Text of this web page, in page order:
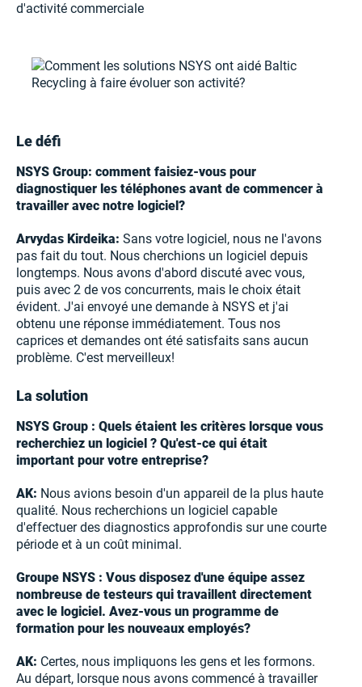
d'activité commerciale
Le défi
NSYS Group: comment faisiez-vous pour
diagnostiquer les téléphones avant de commencer à
travailler avec notre logiciel?
Arvydas Kirdeika: Sans votre logiciel, nous ne l'avons
pas fait du tout. Nous cherchions un logiciel depuis
longtemps. Nous avons d'abord discuté avec vous,
puis avec 2 de vos concurrents, mais le choix était
évident. J'ai envoyé une demande à NSYS et j'ai
obtenu une réponse immédiatement. Tous nos
caprices et demandes ont été satisfaits sans aucun
problème. C'est merveilleux!
La solution
NSYS Group : Quels étaient les critères lorsque vous
recherchiez un logiciel ? Qu'est-ce qui était
important pour votre entreprise?
AK: Nous avions besoin d'un appareil de la plus haute
qualité. Nous recherchions un logiciel capable
d'effectuer des diagnostics approfondis sur une courte
période et à un coût minimal.
Groupe NSYS : Vous disposez d'une équipe assez
nombreuse de testeurs qui travaillent directement
avec le logiciel. Avez-vous un programme de
formation pour les nouveaux employés?
AK: Certes, nous impliquons les gens et les formons.
Au départ, lorsque nous avons commencé à travailler